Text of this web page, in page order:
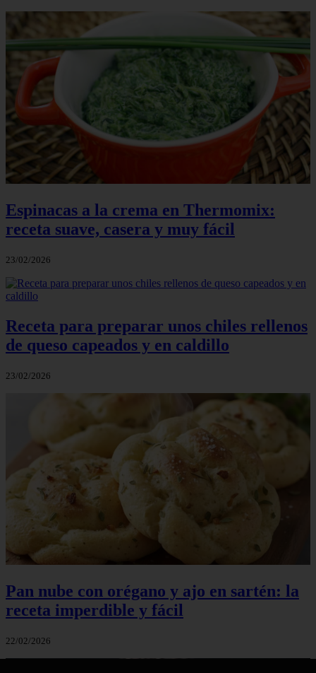
Espinacas a la crema en Thermomix:
receta suave, casera y muy fácil
23/02/2026
Receta para preparar unos chiles rellenos
de queso capeados y en caldillo
23/02/2026
Pan nube con orégano y ajo en sartén: la
receta imperdible y fácil
22/02/2026